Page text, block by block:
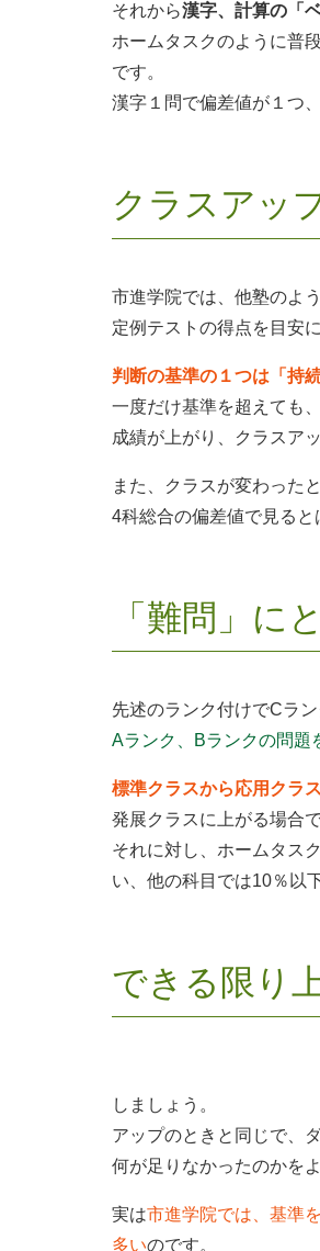
それから漢字、計算の「
ホームタスクのように普
です。
漢字１問で偏差値が１つ
クラスアッ
市進学院では、他塾のよ
定例テストの得点を目安
判断の基準の１つは「持
一度だけ基準を超えても
成績が上がり、クラスア
また、クラスが変わった
4科総合の偏差値で見ると
「難問」に
先述のランク付けでCラ
Aランク、Bランクの問題
標準クラスから応用クラ
発展クラスに上がる場合
それに対し、ホームタス
い、他の科目では10％以
できる限り
しましょう。
アップのときと同じで、
何が足りなかったのかを
実は市進学院では、基準
多いのです。